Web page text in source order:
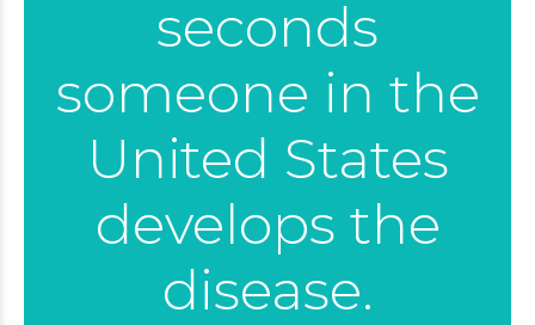
seconds
someone in the
United States
develops the
disease.